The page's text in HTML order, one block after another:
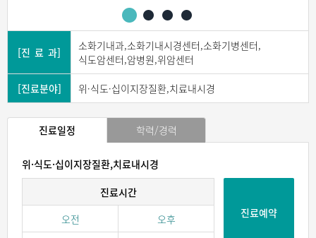
[진 료 과]
소화기내과,소화기내시경센터,소화기병센터,
식도암센터,암병원,위암센터
[진료분야] 위·식도·십이지장질환,치료내시경
진료일정 학력/경력
위·식도·십이지장질환,치료내시경
진료시간
오전
오후
진료예약